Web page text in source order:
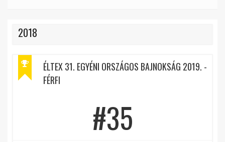
2018
ÉLTEX 31. EGYÉNI ORSZÁGOS BAJNOKSÁG 2019. -
FÉRFI
#35